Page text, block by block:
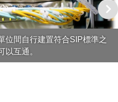
位間自行建置符合SIP標準之
以互通。